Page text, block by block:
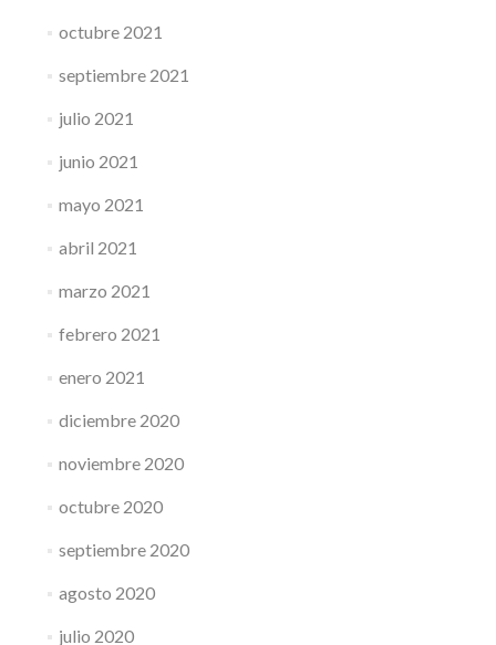
octubre 2021
septiembre 2021
julio 2021
junio 2021
mayo 2021
abril 2021
marzo 2021
febrero 2021
enero 2021
diciembre 2020
noviembre 2020
octubre 2020
septiembre 2020
agosto 2020
julio 2020